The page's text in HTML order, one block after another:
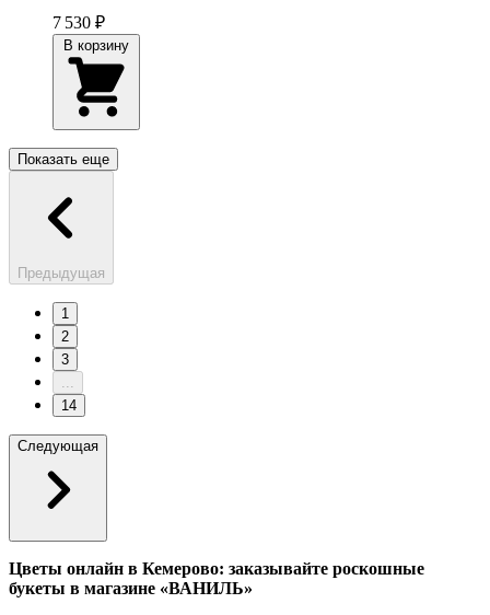
7 530 ₽
Показать еще
Предыдущая
1
2
3
...
14
Следующая
Цветы онлайн в Кемерово: заказывайте роскошные
букеты в магазине «ВАНИЛЬ»